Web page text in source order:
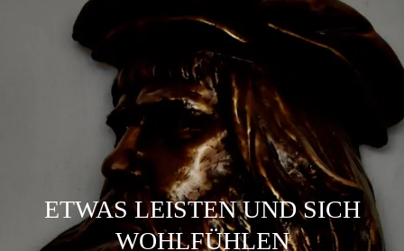
ETWAS LEISTEN UND SICH
WOHLFÜHLEN